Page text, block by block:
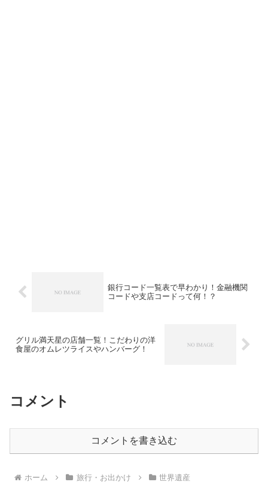
銀行コード一覧表で早わかり！金融機関
コードや支店コードって何！？
グリル満天星の店舗一覧！こだわりの洋
食屋のオムレツライスやハンバーグ！
コメント
コメントを書き込む
ホーム 旅行・お出かけ 世界遺産